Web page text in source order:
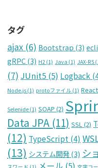
タグ
ajax (6) Bootstrap (3)
gRPC(3) H2 (1) Java (1) JAX-RS
(7) JUnit5 (5) Logback
Node.js (1) protoファイル (1) React
Selenide (1) SOAP (2)
Data JPA (11) SSL(2)
(12) TypeScript (4)
(13) システム開発(3) シ
メール (5)